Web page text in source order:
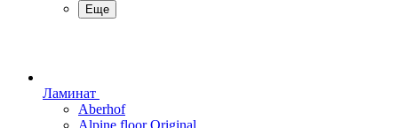
Еще
Ламинат
Aberhof
Alpine floor Original